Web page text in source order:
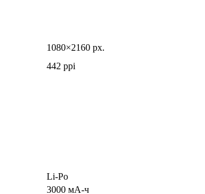
1080×2160 px.
442 ppi
Li-Po
3000 мА-ч